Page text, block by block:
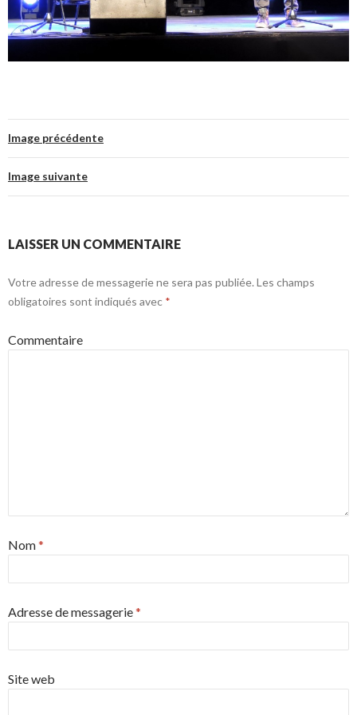
Image précédente
Image suivante
LAISSER UN COMMENTAIRE
Votre adresse de messagerie ne sera pas publiée. Les champs
obligatoires sont indiqués avec *
Commentaire
Nom*
Adresse de messagerie*
Site web